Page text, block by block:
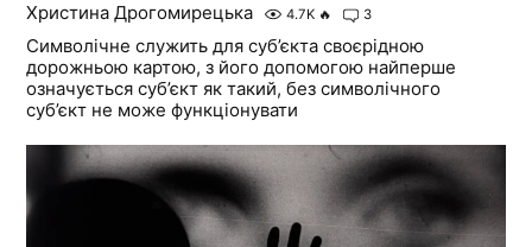
Христина Дрогомирецька 4.7K 🔥 3
Символічне служить для суб’єкта своєрідною
дорожньою картою, з його допомогою найперше
означується суб’єкт як такий, без символічного
суб’єкт не може функціонувати